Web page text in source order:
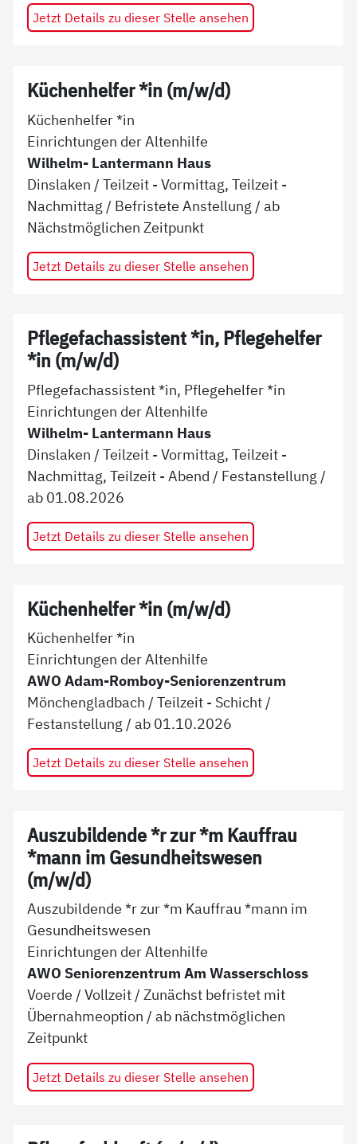
Jetzt Details zu dieser Stelle ansehen
Küchenhelfer *in (m/w/d)
Küchenhelfer *in
Einrichtungen der Altenhilfe
Wilhelm- Lantermann Haus
Dinslaken /Teilzeit - Vormittag, Teilzeit -
Nachmittag / Befristete Anstellung / ab
Nächstmöglichen Zeitpunkt
Jetzt Details zu dieser Stelle ansehen
Pflegefachassistent *in, Pflegehelfer
*in (m/w/d)
Pflegefachassistent *in, Pflegehelfer *in
Einrichtungen der Altenhilfe
Wilhelm- Lantermann Haus
Dinslaken /Teilzeit - Vormittag, Teilzeit -
Nachmittag, Teilzeit - Abend / Festanstellung /
ab 01.08.2026
Jetzt Details zu dieser Stelle ansehen
Küchenhelfer *in (m/w/d)
Küchenhelfer *in
Einrichtungen der Altenhilfe
AWO Adam-Romboy-Seniorenzentrum
Mönchengladbach /Teilzeit - Schicht /
Festanstellung / ab 01.10.2026
Jetzt Details zu dieser Stelle ansehen
Auszubildende *r zur *m Kauffrau
*mann im Gesundheitswesen
(m/w/d)
Auszubildende *r zur *m Kauffrau *mann im
Gesundheitswesen
Einrichtungen der Altenhilfe
AWO Seniorenzentrum Am Wasserschloss
Voerde /Vollzeit /Zunächst befristet mit
Übernahmeoption / ab nächstmöglichen
Zeitpunkt
Jetzt Details zu dieser Stelle ansehen